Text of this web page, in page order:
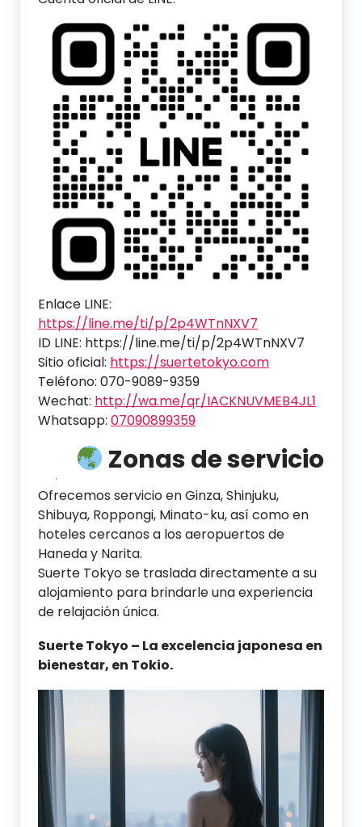
Enlace LINE:
https://line.me/ti/p/2p4WTnNXV7
ID LINE: https://line.me/ti/p/2p4WTnNXV7
Sitio oficial: https://suertetokyo.com
Teléfono: 070-9089-9359
Wechat: http://wa.me/qr/IACKNUVMEB4JL1
Whatsapp: 07090899359
Zonas de servicio
Ofrecemos servicio en Ginza, Shinjuku,
Shibuya, Roppongi, Minato-ku, así como en
hoteles cercanos a los aeropuertos de
Haneda y Narita.
Suerte Tokyo se traslada directamente a su
alojamiento para brindarle una experiencia
de relajación única.
Suerte Tokyo – La excelencia japonesa en
bienestar, en Tokio.